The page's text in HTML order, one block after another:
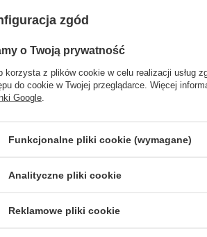
zgód
o Twoją prywatność
korzysta z plików cookie w celu realizacji usług
do cookie w Twojej przeglądarce. Więcej
Google
Funkcjonalne pliki cookie (wymagane)
Analityczne pliki cookie
Reklamowe pliki cookie